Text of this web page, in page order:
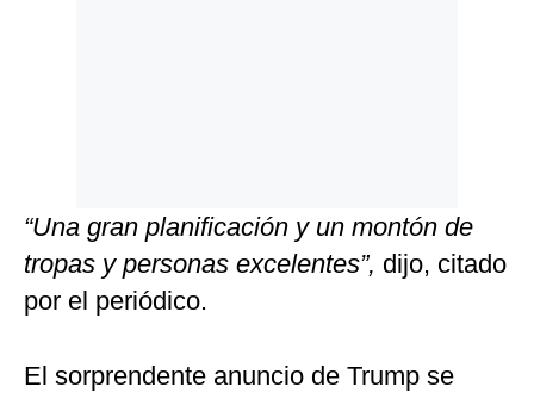
“Una gran planificación y un montón de
tropas y personas excelentes”, dijo, citado
por el periódico.
El sorprendente anuncio de Trump se